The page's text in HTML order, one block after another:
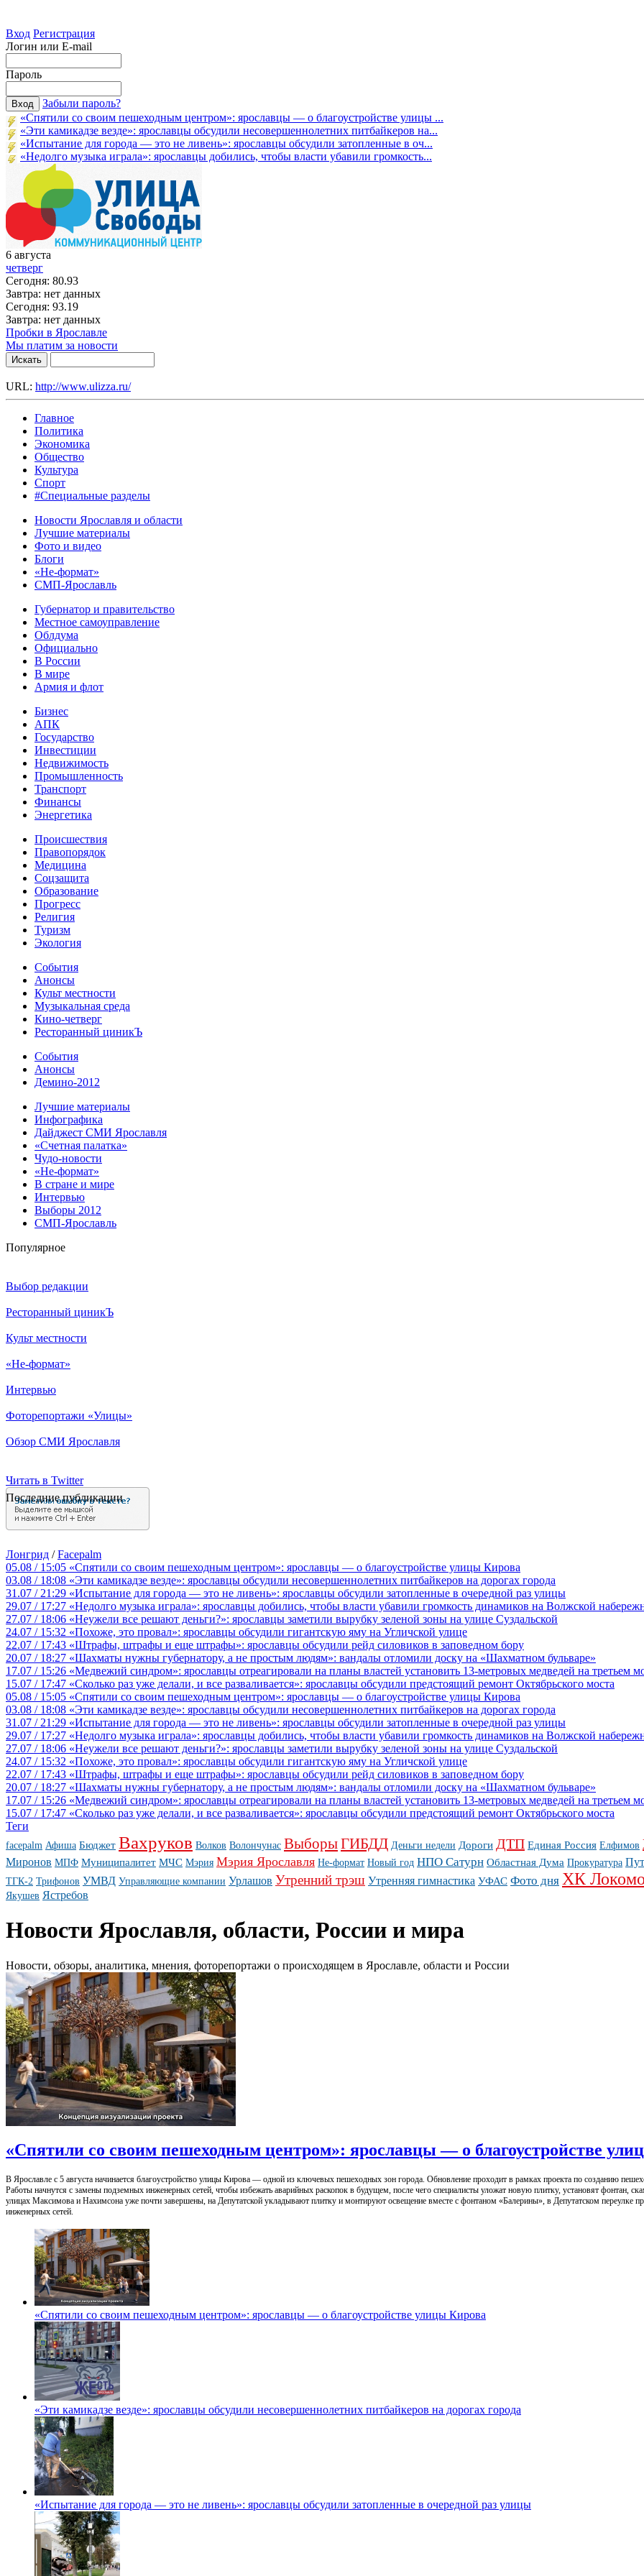
Вход Регистрация
Логин или E-mail
Пароль
Забыли пароль?
«Спятили со своим пешеходным центром»: ярославцы — о благоустройстве улицы ...
«Эти камикадзе везде»: ярославцы обсудили несовершеннолетних питбайкеров на...
«Испытание для города — это не ливень»: ярославцы обсудили затопленные в оч...
«Недолго музыка играла»: ярославцы добились, чтобы власти убавили громкость...
6 августа
четверг
Сегодня: 80.93
Завтра: нет данных
Сегодня: 93.19
Завтра: нет данных
Пробки в Ярославле
Мы платим за новости
URL: http://www.ulizza.ru/
Главное
Политика
Экономика
Общество
Культура
Спорт
#Специальные разделы
Новости Ярославля и области
Лучшие материалы
Фото и видео
Блоги
«Не-формат»
СМП-Ярославль
Губернатор и правительство
Местное самоуправление
Облдума
Официально
В России
В мире
Армия и флот
Бизнес
АПК
Государство
Инвестиции
Недвижимость
Промышленность
Транспорт
Финансы
Энергетика
Происшествия
Правопорядок
Медицина
Соцзащита
Образование
Прогресс
Религия
Туризм
Экология
События
Анонсы
Культ местности
Музыкальная среда
Кино-четверг
Ресторанный циникЪ
События
Анонсы
Демино-2012
Лучшие материалы
Инфографика
Дайджест СМИ Ярославля
«Счетная палатка»
Чудо-новости
«Не-формат»
В стране и мире
Интервью
Выборы 2012
СМП-Ярославль
Популярное
Выбор редакции
Ресторанный циникЪ
Культ местности
«Не-формат»
Интервью
Фоторепортажи «Улицы»
Обзор СМИ Ярославля
Последние публикации
Читать в Twitter
Лонгрид / Facepalm
05.08 / 15:05 «Спятили со своим пешеходным центром»: ярославцы — о благоустройстве улицы Кирова
03.08 / 18:08 «Эти камикадзе везде»: ярославцы обсудили несовершеннолетних питбайкеров на дорогах города
31.07 / 21:29 «Испытание для города — это не ливень»: ярославцы обсудили затопленные в очередной раз улицы
29.07 / 17:27 «Недолго музыка играла»: ярославцы добились, чтобы власти убавили громкость динамиков на Волжской
27.07 / 18:06 «Неужели все решают деньги?»: ярославцы заметили вырубку зеленой зоны на улице Суздальской
24.07 / 15:32 «Похоже, это провал»: ярославцы обсудили гигантскую яму на Угличской улице
22.07 / 17:43 «Штрафы, штрафы и еще штрафы»: ярославцы обсудили рейд силовиков в заповедном бору
20.07 / 18:27 «Шахматы нужны губернатору, а не простым людям»: вандалы отломили доску на «Шахматном бульваре»
17.07 / 15:26 «Медвежий синдром»: ярославцы отреагировали на планы властей установить 13-метровых медведей на третьем
15.07 / 17:47 «Сколько раз уже делали, и все разваливается»: ярославцы обсудили предстоящий ремонт Октябрьского моста
05.08 / 15:05 «Спятили со своим пешеходным центром»: ярославцы — о благоустройстве улицы Кирова
03.08 / 18:08 «Эти камикадзе везде»: ярославцы обсудили несовершеннолетних питбайкеров на дорогах города
31.07 / 21:29 «Испытание для города — это не ливень»: ярославцы обсудили затопленные в очередной раз улицы
29.07 / 17:27 «Недолго музыка играла»: ярославцы добились, чтобы власти убавили громкость динамиков на Волжской
27.07 / 18:06 «Неужели все решают деньги?»: ярославцы заметили вырубку зеленой зоны на улице Суздальской
24.07 / 15:32 «Похоже, это провал»: ярославцы обсудили гигантскую яму на Угличской улице
22.07 / 17:43 «Штрафы, штрафы и еще штрафы»: ярославцы обсудили рейд силовиков в заповедном бору
20.07 / 18:27 «Шахматы нужны губернатору, а не простым людям»: вандалы отломили доску на «Шахматном бульваре»
17.07 / 15:26 «Медвежий синдром»: ярославцы отреагировали на планы властей установить 13-метровых медведей на третьем
15.07 / 17:47 «Сколько раз уже делали, и все разваливается»: ярославцы обсудили предстоящий ремонт Октябрьского моста
Теги
facepalm Афиша Бюджет Вахруков Волков Волончунас ВыборыГИБДД Деньги недели Дороги ДТП Единая Россия Елфимов
Миронов МПФ Муниципалитет МЧС Мэрия Мэрия Ярославля Не-формат Новый год НПО Сатурн Областная Дума Прокуратура
ТГК-2 Трифонов УМВД Управляющие компании Урлашов Утренний трэш Утренняя гимнастика УФАС Фото дня ХК
Якушев Ястребов
Новости Ярославля, области, России и мира
Новости, обзоры, аналитика, мнения, фоторепортажи о происходящем в Ярославле, области и России
«Спятили со своим пешеходным центром»: ярославцы — о благоустройстве
В Ярославле с 5 августа начинается благоустройство улицы Кирова — одной из ключевых пешеходных зон города. Обновление проходит в рамках проекта по созданию
Работы начнутся с замены подземных инженерных сетей, чтобы избежать аварийных раскопок в будущем, после чего специалисты уложат новую плитку, установят фонтан,
улицах Максимова и Нахимсона уже почти завершены, на Депутатской укладывают плитку и монтируют освещение вместе с фонтаном «Балерины», в Депутатском переулке
инженерных сетей.
«Спятили со своим пешеходным центром»: ярославцы — о благоустройстве улицы Кирова
«Эти камикадзе везде»: ярославцы обсудили несовершеннолетних питбайкеров на дорогах города
«Испытание для города — это не ливень»: ярославцы обсудили затопленные в очередной раз улицы